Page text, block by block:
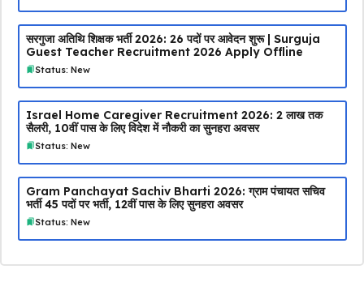
सरगुजा अतिथि शिक्षक भर्ती 2026: 26 पदों पर आवेदन शुरू | Surguja
Guest Teacher Recruitment 2026 Apply Offline
Status: New
Israel Home Caregiver Recruitment 2026: ₹2 लाख तक
सैलरी, 10वीं पास के लिए विदेश में नौकरी का सुनहरा अवसर
Status: New
Gram Panchayat Sachiv Bharti 2026: ग्राम पंचायत सचिव
भर्ती 45 पदों पर भर्ती, 12वीं पास के लिए सुनहरा अवसर
Status: New